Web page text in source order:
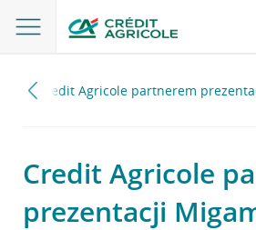
Credit Agricole partnerem
Credit Agricole
prezentacji